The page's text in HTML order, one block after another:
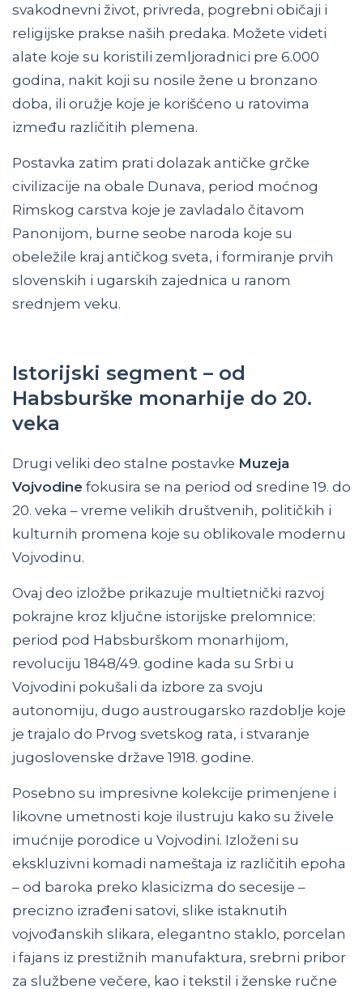
svakodnevni život, privreda, pogrebni običaji i
religijske prakse naših predaka. Možete videti
alate koje su koristili zemljoradnici pre 6.000
godina, nakit koji su nosile žene u bronzano
doba, ili oružje koje je korišćeno u ratovima
između različitih plemena.
Postavka zatim prati dolazak antičke grčke
civilizacije na obale Dunava, period moćnog
Rimskog carstva koje je zavladalo čitavom
Panonijom, burne seobe naroda koje su
obeležile kraj antičkog sveta, i formiranje prvih
slovenskih i ugarskih zajednica u ranom
srednjem veku.
Istorijski segment – od
Habsburške monarhije do 20.
veka
Drugi veliki deo stalne postavke Muzeja
Vojvodine fokusira se na period od sredine 19. do
20. veka – vreme velikih društvenih, političkih i
kulturnih promena koje su oblikovale modernu
Vojvodinu.
Ovaj deo izložbe prikazuje multietnički razvoj
pokrajne kroz ključne istorijske prelomnice:
period pod Habsburškom monarhijom,
revoluciju 1848/49. godine kada su Srbi u
Vojvodini pokušali da izbore za svoju
autonomiju, dugo austrougarsko razdoblje koje
je trajalo do Prvog svetskog rata, i stvaranje
jugoslovenske države 1918. godine.
Posebno su impresivne kolekcije primenjene i
likovne umetnosti koje ilustruju kako su živele
imućnije porodice u Vojvodini. Izloženi su
ekskluzivni komadi nameštaja iz različitih epoha
– od baroka preko klasicizma do secesije –
precizno izrađeni satovi, slike istaknutih
vojvođanskih slikara, elegantno staklo, porcelan
i fajans iz prestižnih manufaktura, srebrni pribor
za službene večere, kao i tekstil i ženske ručne